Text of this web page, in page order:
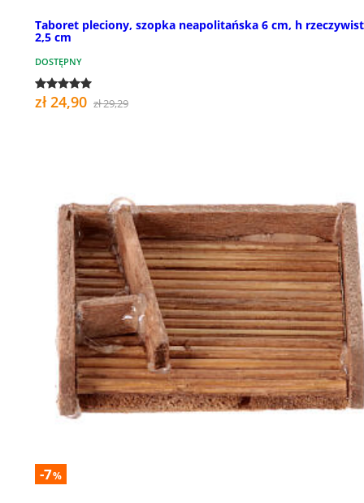
Taboret pleciony, szopka neapolitańska 6 cm, h
2,5 cm
DOSTĘPNY
zł 24,90 zł 29,29
-7%